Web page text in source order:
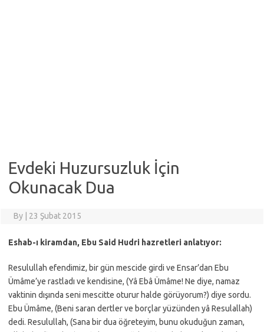
Evdeki Huzursuzluk İçin
Okunacak Dua
By 23 Şubat 2015
Eshab-ı kiramdan, Ebu Said Hudri hazretleri anlatıyor:
Resulullah efendimiz, bir gün mescide girdi ve Ensar’dan Ebu
Ümâme’ye rastladı ve kendisine, (Yâ Ebâ Ümâme! Ne diye, namaz
vaktinin dışında seni mescitte oturur halde görüyorum?) diye sordu.
Ebu Ümâme, (Beni saran dertler ve borçlar yüzünden yâ Resulallah)
dedi. Resulullah, (Sana bir dua öğreteyim, bunu okuduğun zaman,